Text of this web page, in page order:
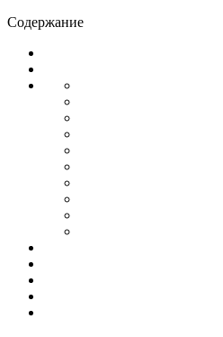
Содержание